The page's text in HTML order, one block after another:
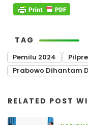
TAG
Pemilu 2024
Prabowo Dihantam
RELATED POST